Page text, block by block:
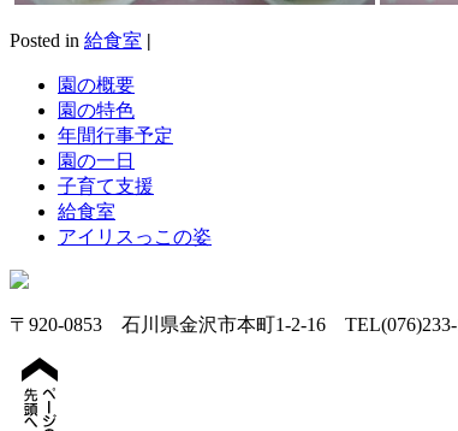
Posted in 給食室 |
園の概要
園の特色
年間行事予定
園の一日
子育て支援
給食室
アイリスっこの姿
〒920-0853 石川県金沢市本町1-2-16